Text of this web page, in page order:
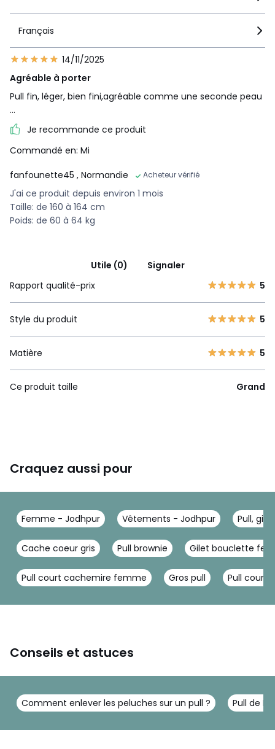
Français
14/11/2025
Agréable à porter
Pull fin, léger, bien fini,agréable comme une seconde peau
...
Je recommande ce produit
Commandé en: Mi
fanfounette45 , Normandie Acheteur vérifié
J'ai ce produit depuis environ 1 mois
Taille: de 160 à 164 cm
Poids: de 60 à 64 kg
Utile (0)
Signaler
Rapport qualité-prix
5
Style du produit 5
Matière 5
Ce produit taille Grand
Craquez aussi pour
Femme - Jodhpur Vêtements - Jodhpur Pull,
Cache coeur gris Pull brownie Gilet bouclette
Pull court cachemire femme Gros pull Pull court
Conseils et astuces
Comment enlever les peluches sur un pull ? Pull de